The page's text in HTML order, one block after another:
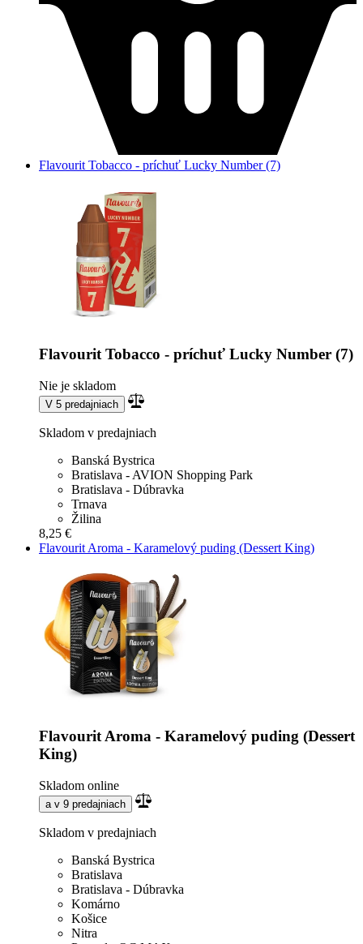
Flavourit Tobacco - príchuť Lucky Number (7)
Flavourit Tobacco - príchuť Lucky Number (7)
Nie je skladom
V 5 predajniach
Skladom v predajniach
Banská Bystrica
Bratislava - AVION Shopping Park
Bratislava - Dúbravka
Trnava
Žilina
8,25 €
Flavourit Aroma - Karamelový puding (Dessert King)
Flavourit Aroma - Karamelový puding (Dessert
King)
Skladom online
a v 9 predajniach
Skladom v predajniach
Banská Bystrica
Bratislava
Bratislava - Dúbravka
Komárno
Košice
Nitra